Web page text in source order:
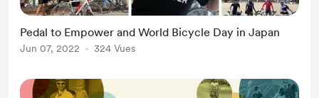
Pedal to Empower and World Bicycle Day in Japan
Jun 07, 2022 324 Vues